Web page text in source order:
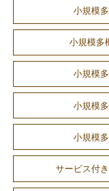
小規模
小規模多
小規模
小規模
小規模
サービス付